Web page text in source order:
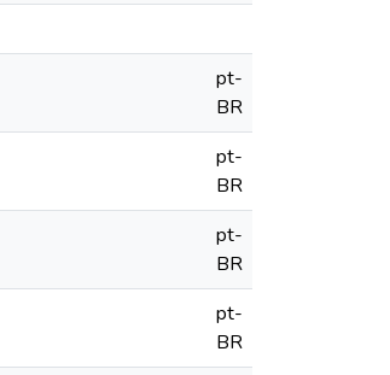
pt-
BR
pt-
BR
pt-
BR
pt-
BR